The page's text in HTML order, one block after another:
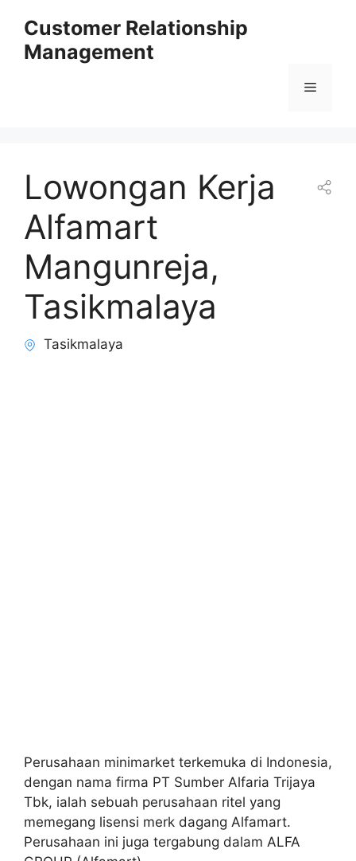
content
Customer Relationship
Management
Menu
Lowongan Kerja
Alfamart
Mangunreja,
Tasikmalaya
Tasikmalaya
Perusahaan minimarket terkemuka di Indonesia,
dengan nama firma PT Sumber Alfaria Trijaya
Tbk, ialah sebuah perusahaan ritel yang
memegang lisensi merk dagang Alfamart.
Perusahaan ini juga tergabung dalam ALFA